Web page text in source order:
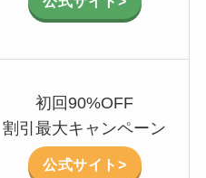
初回90%OFF
割引最大キャンペーン
公式サイト>